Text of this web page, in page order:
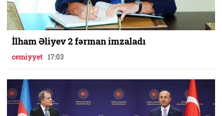
İlham Əliyev 2 fərman imzaladı
cemiyyet 17:03